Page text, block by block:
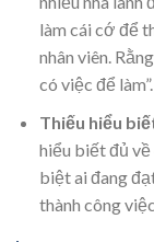
làm cái cớ để
nhân viên.
có việc để làm”.
Thiếu hiểu
hiểu biết đủ
biệt ai đang
thành công